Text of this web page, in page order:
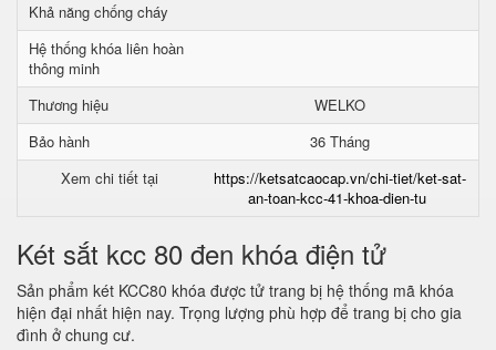
Khả năng chống cháy
Hệ thống khóa liên hoàn
thông minh
Thương hiệu
WELKO
Bảo hành
36 Tháng
Xem chi tiết tại
https://ketsatcaocap.vn/chi-tiet/ket-sat-
an-toan-kcc-41-khoa-dien-tu
Két sắt kcc 80 đen khóa điện tử
Sản phẩm két KCC80 khóa được tử trang bị hệ thống mã khóa
hiện đại nhất hiện nay. Trọng lượng phù hợp để trang bị cho gia
đình ở chung cư.